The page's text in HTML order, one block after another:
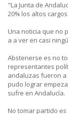
"La Junta de
20% los altos
Una noticia que no
a a ver en casi
Abstenerse es no
representantes
andaluzas fueron a
pudo lograr
sufre en Andalucía.
No tomar partido es